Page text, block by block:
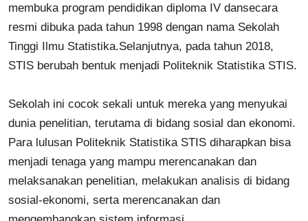
membuka program pendidikan diploma IV dansecara
resmi dibuka pada tahun 1998 dengan nama Sekolah
Tinggi Ilmu Statistika.Selanjutnya, pada tahun 2018,
STIS berubah bentuk menjadi Politeknik Statistika STIS.
Sekolah ini cocok sekali untuk mereka yang menyukai
dunia penelitian, terutama di bidang sosial dan ekonomi.
Para lulusan Politeknik Statistika STIS diharapkan bisa
menjadi tenaga yang mampu merencanakan dan
melaksanakan penelitian, melakukan analisis di bidang
sosial-ekonomi, serta merencanakan dan